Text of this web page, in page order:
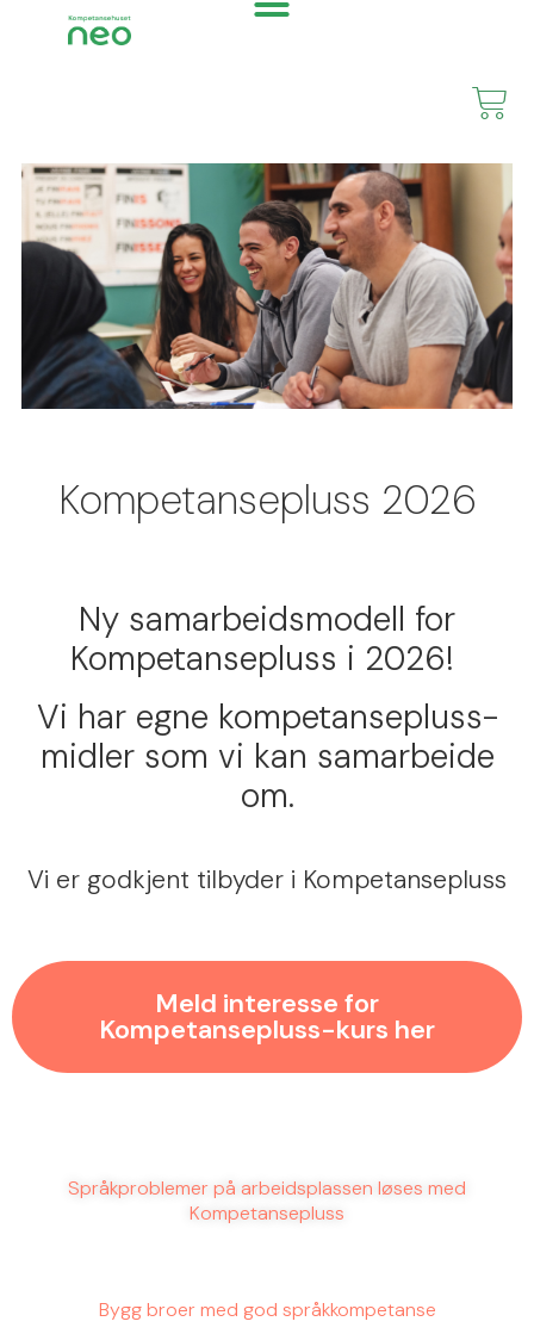
Kompetansepluss 2026
Ny samarbeidsmodell for
Kompetansepluss i 2026!
Vi har egne kompetansepluss-
midler som vi kan samarbeide
om.
Vi er godkjent tilbyder i Kompetansepluss
Meld interesse for
Kompetansepluss-kurs her
Språkproblemer på arbeidsplassen løses med
Kompetansepluss
Bygg broer med god språkkompetanse